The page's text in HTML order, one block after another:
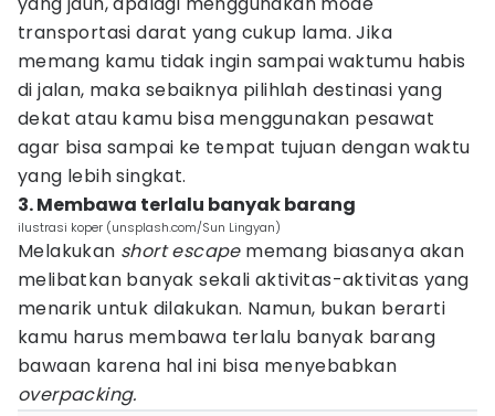
transportasi darat yang cukup lama. Jika
memang kamu tidak ingin sampai waktumu habis
di jalan, maka sebaiknya pilihlah destinasi yang
dekat atau kamu bisa menggunakan pesawat
agar bisa sampai ke tempat tujuan dengan waktu
yang lebih singkat.
3. Membawa terlalu banyak barang
ilustrasi koper (unsplash.com/Sun Lingyan)
Melakukan short escapememang biasanya akan
melibatkan banyak sekali aktivitas-aktivitas yang
menarik untuk dilakukan. Namun, bukan berarti
kamu harus membawa terlalu banyak barang
bawaan karena hal ini bisa menyebabkan
overpacking.